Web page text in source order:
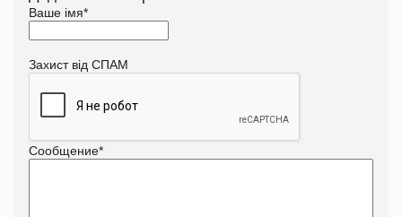
Ваше імя*
Захист від СПАМ
Сообщение*